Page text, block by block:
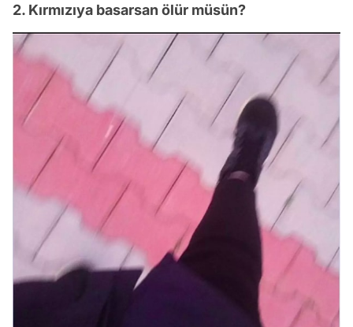
2. Kırmızıya basarsan ölür müsün?